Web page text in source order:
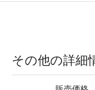
その他の詳細